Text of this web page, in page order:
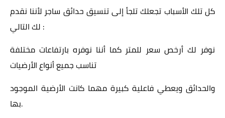
كل تلك الأسباب تجعلك تلجأ إلى تنسيق حدائق ساجر لأننا نقدم
لك التالي :
نوفر لك أرخص سعر للمتر كما أننا نوفره بارتفاعات مختلفة
تناسب جميع أنواع الأرضيات
والحدائق ويعطي فاعلية كبيرة مهما كانت الأرضية الموجود
بها.